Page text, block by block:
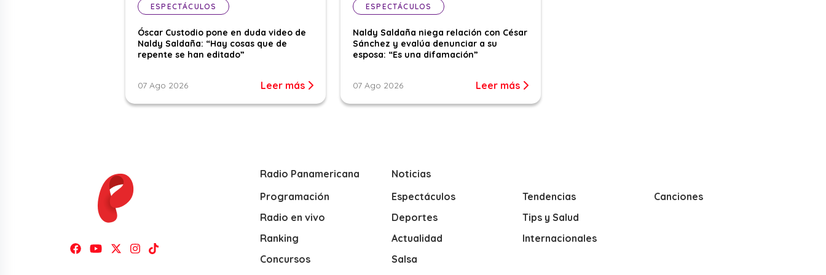
ESPECTÁCULOS
Óscar Custodio pone en duda video de
Naldy Saldaña: “Hay cosas que de
repente se han editado”
07 Ago 2026 Leer más
ESPECTÁCULOS
Naldy Saldaña niega relación con César
Sánchez y evalúa denunciar a su
esposa: “Es una difamación”
07 Ago 2026 Leer más
Radio Panamericana
Programación
Radio en vivo
Ranking
Concursos
Noticias
Espectáculos
Deportes
Actualidad
Salsa
Tendencias
Tips y Salud
Internacionales
Canciones